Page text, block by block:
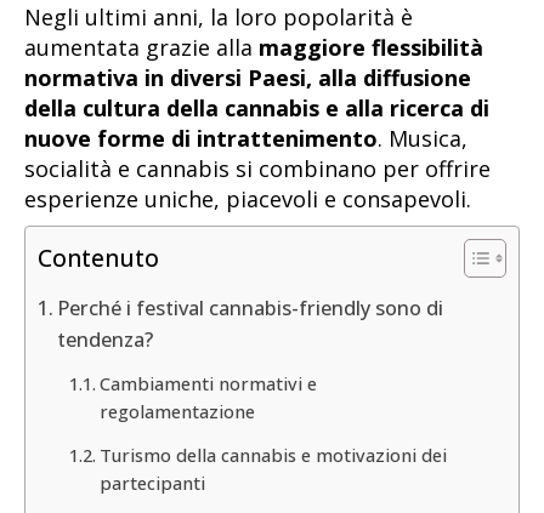
Negli ultimi anni, la loro popolarità è
aumentata grazie alla maggiore flessibilità
normativa in diversi Paesi, alla diffusione
della cultura della cannabis e alla ricerca di
nuove forme di intrattenimento. Musica,
socialità e cannabis si combinano per offrire
esperienze uniche, piacevoli e consapevoli.
Contenuto
Perché i festival cannabis-friendly sono di
tendenza?
Cambiamenti normativi e
regolamentazione
Turismo della cannabis e motivazioni dei
partecipanti